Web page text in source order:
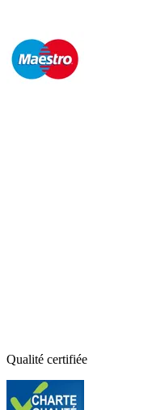
Qualité certifiée